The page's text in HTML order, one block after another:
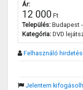
Ár:
12 000 Ft
Település: Budapest
Kategória: DVD
Felhasználó
Jelentem